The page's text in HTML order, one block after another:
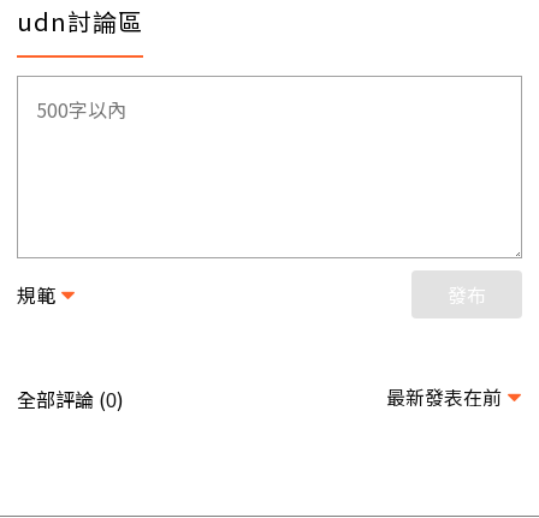
udn討論區
規範 發布
全部評論 (0) 最新發表在前